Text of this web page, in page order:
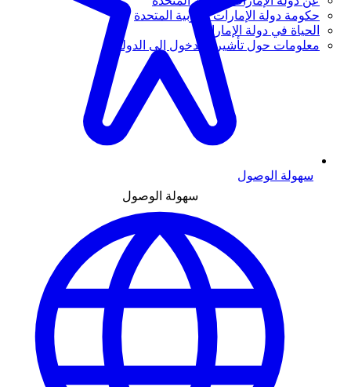
حكومة دولة الإمارات العربية المتحدة
الحياة في دولة الإمارات
معلومات حول تأشيرة الدخول إلى الدولة
سهولة الوصول
سهولة الوصول